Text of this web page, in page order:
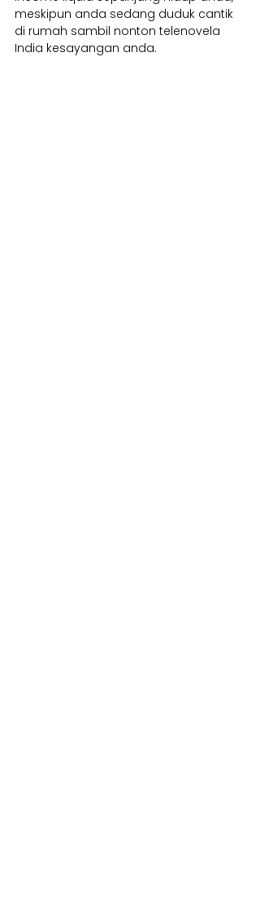
meskipun anda sedang duduk cantik
di rumah sambil nonton telenovela
India kesayangan anda.